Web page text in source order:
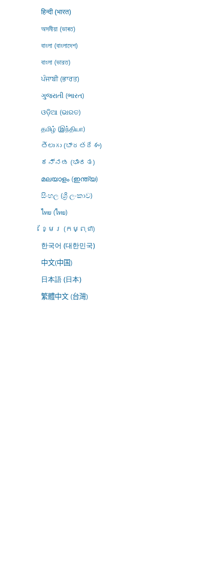
हिन्दी (भारत)
অসমীয়া (ভাৰত)
বাংলা (বাংলাদেশ)
বাংলা (ভারত)
ਪੰਜਾਬੀ (ਭਾਰਤ)
ગુજરાતી (ભારત)
ଓଡ଼ିଆ (ଭାରତ)
தமிழ் (இந்தியா)
తెలుగు (భారతదేశం)
ಕನ್ನಡ (ಭಾರತ)
മലയാളം (ഇന്ത്യ)
සිංහල (ශ්‍රී ලංකාව)
ไทย (ไทย)
ខ្មែរ (កម្ពុជា)
한국어 (대한민국)
中文(中国)
日本語 (日本)
繁體中文 (台灣)